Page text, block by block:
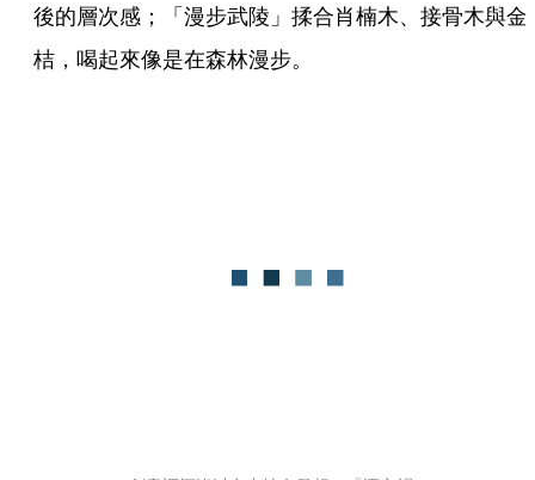
後的層次感；「漫步武陵」揉合肖楠木、接骨木與金
桔，喝起來像是在森林漫步。